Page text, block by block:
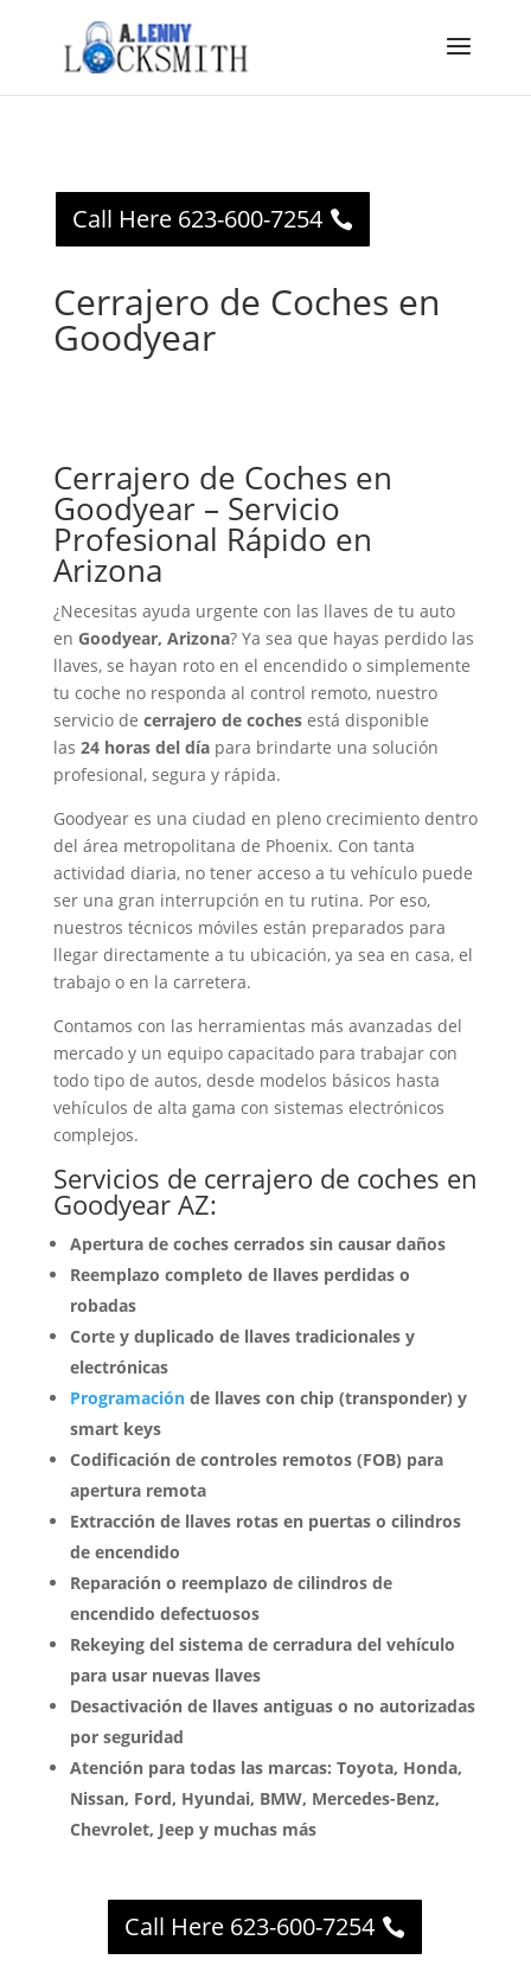
Call Here 623-600-7254
Cerrajero de Coches en
Goodyear
Cerrajero de Coches en
Goodyear – Servicio
Profesional Rápido en
Arizona
¿Necesitas ayuda urgente con las llaves de tu auto
en Goodyear, Arizona? Ya sea que hayas perdido las
llaves, se hayan roto en el encendido o simplemente
tu coche no responda al control remoto, nuestro
servicio de cerrajero de coches está disponible
las 24 horas del día para brindarte una solución
profesional, segura y rápida.
Goodyear es una ciudad en pleno crecimiento dentro
del área metropolitana de Phoenix. Con tanta
actividad diaria, no tener acceso a tu vehículo puede
ser una gran interrupción en tu rutina. Por eso,
nuestros técnicos móviles están preparados para
llegar directamente a tu ubicación, ya sea en casa, el
trabajo o en la carretera.
Contamos con las herramientas más avanzadas del
mercado y un equipo capacitado para trabajar con
todo tipo de autos, desde modelos básicos hasta
vehículos de alta gama con sistemas electrónicos
complejos.
Servicios de cerrajero de coches en
Goodyear AZ:
Apertura de coches cerrados sin causar daños
Reemplazo completo de llaves perdidas o
robadas
Corte y duplicado de llaves tradicionales y
electrónicas
Programación de llaves con chip (transponder) y
smart keys
Codificación de controles remotos (FOB) para
apertura remota
Extracción de llaves rotas en puertas o cilindros
de encendido
Reparación o reemplazo de cilindros de
encendido defectuosos
Rekeying del sistema de cerradura del vehículo
para usar nuevas llaves
Desactivación de llaves antiguas o no autorizadas
por seguridad
Atención para todas las marcas: Toyota, Honda,
Nissan, Ford, Hyundai, BMW, Mercedes-Benz,
Chevrolet, Jeep y muchas más
Call Here 623-600-7254